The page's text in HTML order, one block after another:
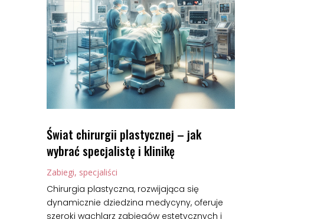
Świat chirurgii plastycznej – jak
wybrać specjalistę i klinikę
Zabiegi, specjaliści
Chirurgia plastyczna, rozwijająca się
dynamicznie dziedzina medycyny, oferuje
szeroki wachlarz zabiegów estetycznych i